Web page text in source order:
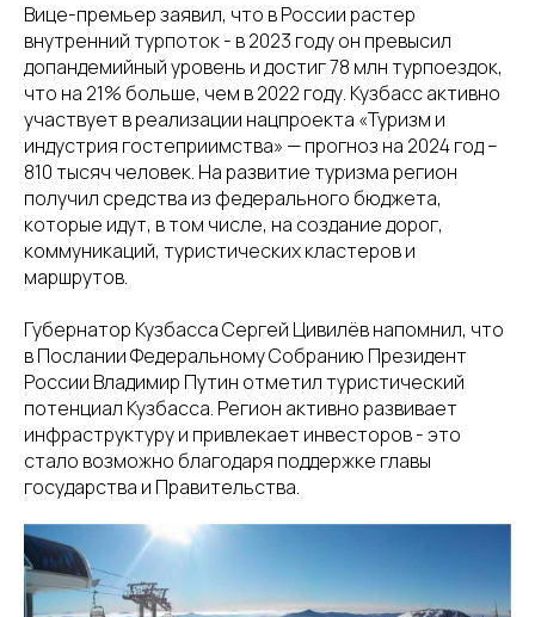
Вице-премьер заявил, что в России растер
внутренний турпоток - в 2023 году он превысил
допандемийный уровень и достиг 78 млн турпоездок,
что на 21% больше, чем в 2022 году. Кузбасс активно
участвует в реализации нацпроекта «Туризм и
индустрия гостеприимства» — прогноз на 2024 год –
810 тысяч человек. На развитие туризма регион
получил средства из федерального бюджета,
которые идут, в том числе, на создание дорог,
коммуникаций, туристических кластеров и
маршрутов.
Губернатор Кузбасса Сергей Цивилёв напомнил, что
в Послании Федеральному Собранию Президент
России Владимир Путин отметил туристический
потенциал Кузбасса. Регион активно развивает
инфраструктуру и привлекает инвесторов - это
стало возможно благодаря поддержке главы
государства и Правительства.